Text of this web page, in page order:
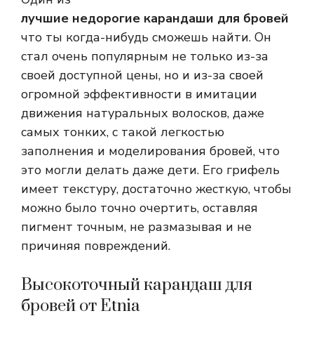
лучшие недорогие карандаши для бровей
что ты когда-нибудь сможешь найти. Он
стал очень популярным не только из-за
своей доступной цены, но и из-за своей
огромной эффективности в имитации
движения натуральных волосков, даже
самых тонких, с такой легкостью
заполнения и моделирования бровей, что
это могли делать даже дети. Его грифель
имеет текстуру, достаточно жесткую, чтобы
можно было точно очертить, оставляя
пигмент точным, не размазывая и не
причиняя повреждений.
Высокоточный карандаш для
бровей от Etnia